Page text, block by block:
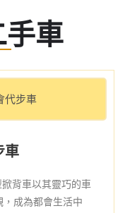
手車
代步車
車
掀背車以其靈巧的車
成為都會生活中